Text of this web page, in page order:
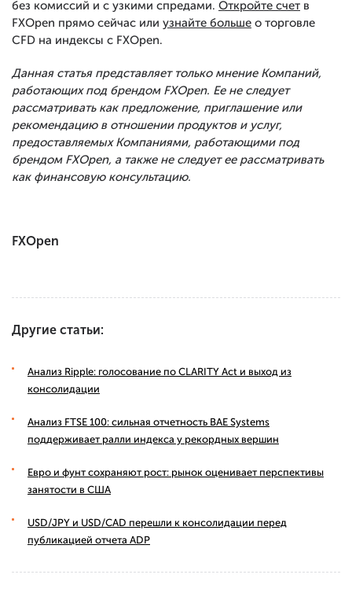
без комиссий и с узкими спредами. Откройте счет в
FXOpen прямо сейчас или узнайте больше о торговле
CFD на индексы с FXOpen.
Данная статья представляет только мнение Компаний,
работающих под брендом FXOpen. Ее не следует
рассматривать как предложение, приглашение или
рекомендацию в отношении продуктов и услуг,
предоставляемых Компаниями, работающими под
брендом FXOpen, а также не следует ее рассматривать
как финансовую консультацию.
FXOpen
Другие статьи:
Анализ Ripple: голосование по CLARITY Act и выход из
консолидации
Анализ FTSE 100: сильная отчетность BAE Systems
поддерживает ралли индекса у рекордных вершин
Евро и фунт сохраняют рост: рынок оценивает перспективы
занятости в США
USD/JPY и USD/CAD перешли к консолидации перед
публикацией отчета ADP